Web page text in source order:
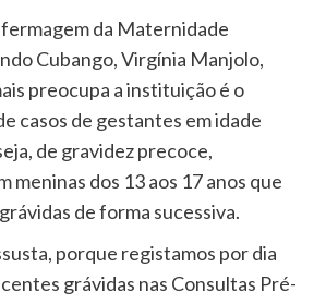
da Maternidade
Cubango, Virgínia Manjolo,
preocupa a instituição é o
casos de gestantes em idade
de gravidez precoce,
meninas dos 13 aos 17 anos que
de forma sucessiva.
porque registamos por dia
grávidas nas Consultas Pré-